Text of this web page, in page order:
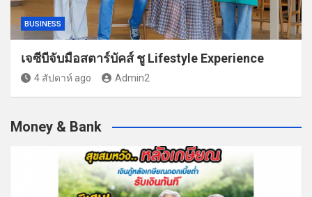
BUSINESS
เจซีบีจับมือสตาร์บัคส์ ชู Lifestyle Experience
4 สัปดาห์ ago Admin2
Money & Bank